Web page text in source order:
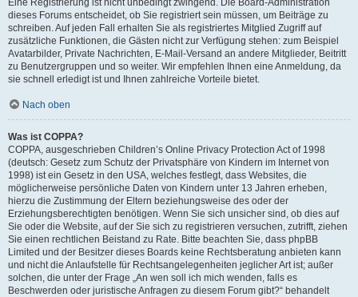
Eine Registrierung ist nicht unbedingt zwingend. Die Board-Administration
dieses Forums entscheidet, ob Sie registriert sein müssen, um Beiträge zu
schreiben. Auf jeden Fall erhalten Sie als registriertes Mitglied Zugriff auf
zusätzliche Funktionen, die Gästen nicht zur Verfügung stehen: zum Beispiel
Avatarbilder, Private Nachrichten, E-Mail-Versand an andere Mitglieder, Beitritt
zu Benutzergruppen und so weiter. Wir empfehlen Ihnen eine Anmeldung, da
sie schnell erledigt ist und Ihnen zahlreiche Vorteile bietet.
Nach oben
Was ist COPPA?
COPPA, ausgeschrieben Children’s Online Privacy Protection Act of 1998
(deutsch: Gesetz zum Schutz der Privatsphäre von Kindern im Internet von
1998) ist ein Gesetz in den USA, welches festlegt, dass Websites, die
möglicherweise persönliche Daten von Kindern unter 13 Jahren erheben,
hierzu die Zustimmung der Eltern beziehungsweise des oder der
Erziehungsberechtigten benötigen. Wenn Sie sich unsicher sind, ob dies auf
Sie oder die Website, auf der Sie sich zu registrieren versuchen, zutrifft, ziehen
Sie einen rechtlichen Beistand zu Rate. Bitte beachten Sie, dass phpBB
Limited und der Besitzer dieses Boards keine Rechtsberatung anbieten kann
und nicht die Anlaufstelle für Rechtsangelegenheiten jeglicher Art ist; außer
solchen, die unter der Frage „An wen soll ich mich wenden, falls es
Beschwerden oder juristische Anfragen zu diesem Forum gibt?“ behandelt